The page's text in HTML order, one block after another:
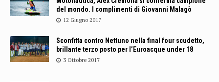
del mondo. I complimenti di Giovanni Malagò
12 Giugno 2017
Sconfitta contro Nettuno nella final four scudetto,
brillante terzo posto per l’Euroacque under 18
3 Ottobre 2017